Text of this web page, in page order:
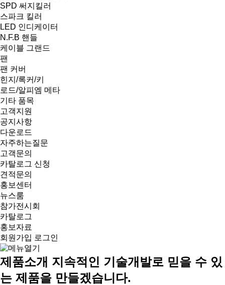
SPD 써지킬러
스파크 킬러
LED 인디케이터
N.F.B 핸들
케이블 그랜드
팬
팬 커버
힌지/록커/키
로드/알피엠 메타
기타 품목
고객지원
공지사항
다운로드
자주하는질문
고객문의
카탈로그 신청
견적문의
홍보센터
뉴스룸
참가전시회
카탈로그
홍보자료
회원가입 로그인
제품소개 지속적인 기술개발로 믿을 수 있
는 제품을 만들겠습니다.